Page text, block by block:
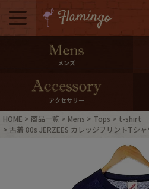
メニュー
500pt＆10
10％0ffク
ログイン・会員登録
メンズ
アクセサリー
HOME 商品一覧 Mens Tops
t-shirt
古着 80s JERZEES カレッジプリントTシャ